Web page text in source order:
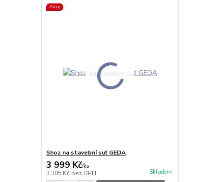
Akce
Shoz na stavební suť GEDA
3 999 Kč/ks
3 305 Kč bez DPH Skladem